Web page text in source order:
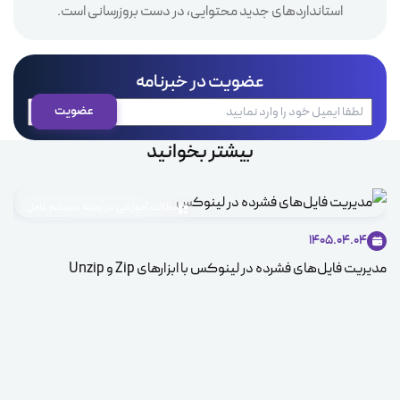
استانداردهای جدید محتوایی، در دست بروزرسانی است.
عضویت در خبرنامه
بیشتر بخوانید
مطالب آموزشی در زمینه سیستم عامل
1405.04.04
مدیریت فایل‌های فشرده در لینوکس با ابزارهای Zip و Unzip